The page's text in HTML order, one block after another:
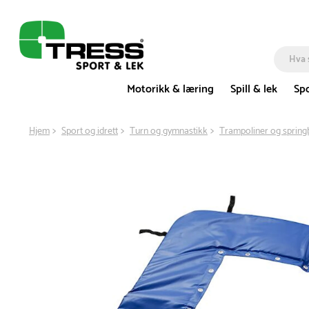
Motorikk & læring
Spill & lek
Hjem Sport og idrett Turn og gymnastikk Trampoliner og